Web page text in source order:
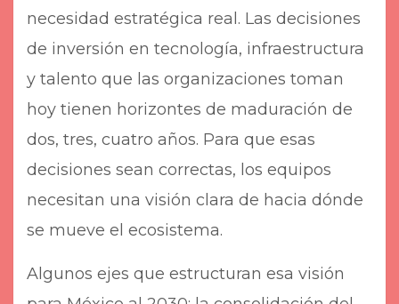
necesidad estratégica real. Las decisiones
de inversión en tecnología, infraestructura
y talento que las organizaciones toman
hoy tienen horizontes de maduración de
dos, tres, cuatro años. Para que esas
decisiones sean correctas, los equipos
necesitan una visión clara de hacia dónde
se mueve el ecosistema.
Algunos ejes que estructuran esa visión